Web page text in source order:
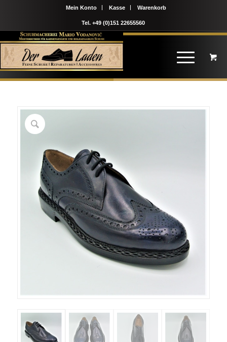
Mein Konto Kasse Warenkorb
Tel. +49 (0)151 22655560